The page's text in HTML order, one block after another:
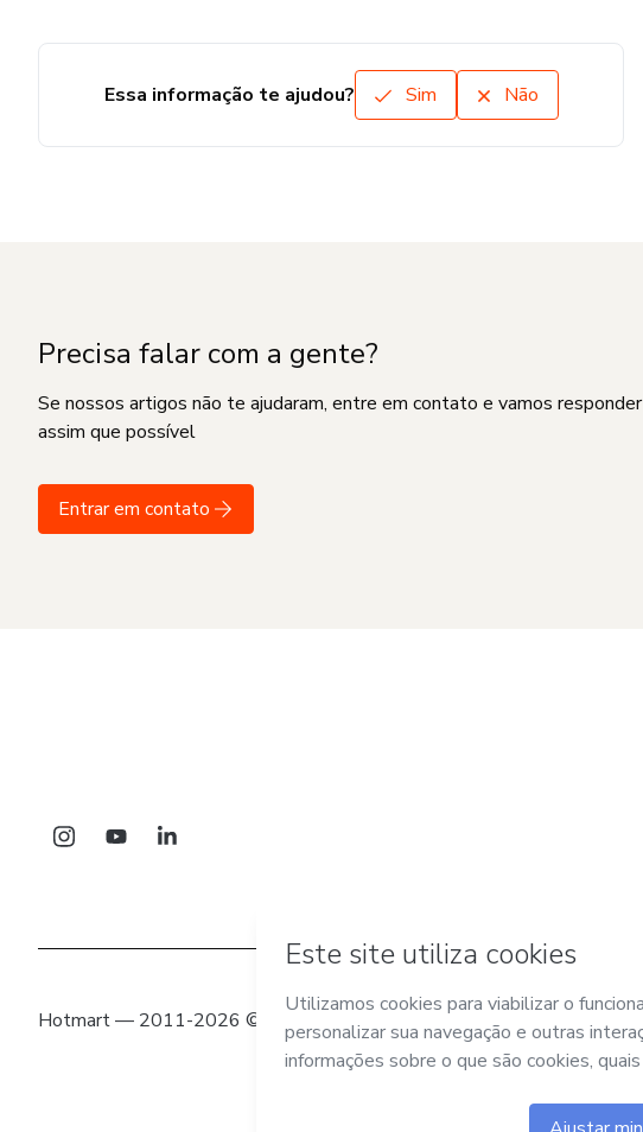
Essa informação te ajudou? Sim Não
Precisa falar com a gente?
Se nossos artigos não te ajudaram, entre em contato e vamos responder
assim que possível
Entrar em contato
Hotmart — 2011-2026 © Todos os direitos reservados